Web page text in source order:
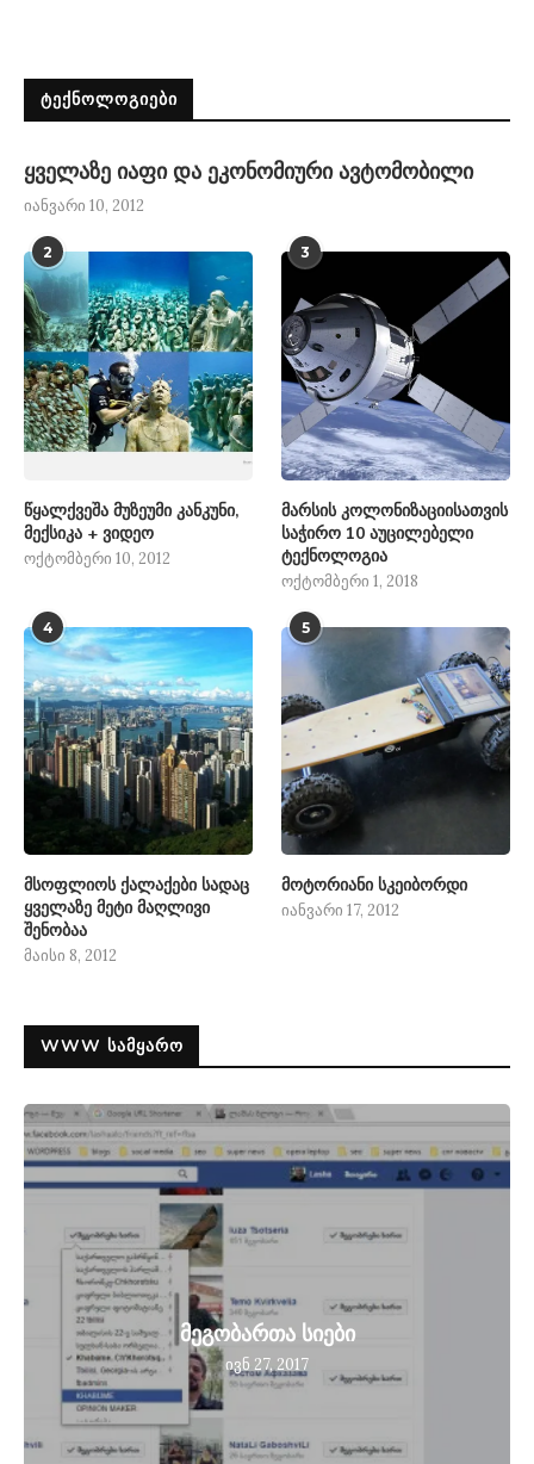
ᲢᲔᲥᲜᲝᲚᲝᲒᲘᲔᲑᲘ
ყველაზე იაფი და ეკონომიური ავტომობილი
იანვარი 10, 2012
2
წყალქვეშა მუზეუმი კანკუნი,
მექსიკა + ვიდეო
ოქტომბერი 10, 2012
3
მარსის კოლონიზაციისათვის
საჭირო 10 აუცილებელი
ტექნოლოგია
ოქტომბერი 1, 2018
4
მსოფლიოს ქალაქები სადაც
ყველაზე მეტი მაღლივი
შენობაა
მაისი 8, 2012
5
მოტორიანი სკეიბორდი
იანვარი 17, 2012
WWW ᲡᲐᲛᲧᲐᲠᲝ
მეგობართა სიები
ივნ 27, 2017